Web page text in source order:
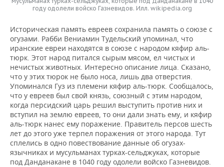
году одолели войско Газневидов. Илл. wikipedia.org
Историческая память евреев сохранила память о союзе с
огузами. Рабби Вениамин Тудельский упоминал, что
иранские евреи находятся в союзе с народом кяфир аль-
тюрк. Этот народ питался сырым мясом, ел чистых и
нечистых животных. Интересно описание лица. Сказано,
что у этих тюрок не было носа, лишь два отверстия.
Упоминался Гуз из племени кяфир аль-тюрк. Сообщалось,
что у евреев был свой князь, союзный с этим народом,
когда персидский царь решил выступить против них и
вступил на землю евреев, то они дали знать ему, и кяфир
аль-тюрк нанес ему поражение. Правитель персов шесть
лет до этого уже терпел поражения от этого народа. Тут
сплелись в одно повествование данные об огузах-
язычниках и мусульманах турках-сельджуках, которые
под Данданакане в 1040 году одолели войско Газневидов.